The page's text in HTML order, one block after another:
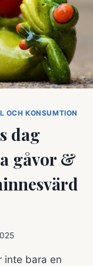
OCH KONSUMTION
dag
gåvor &
inte bara en